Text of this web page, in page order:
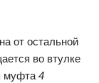
от остальной
во втулке
муфта 4